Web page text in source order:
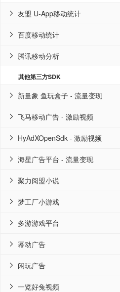
友盟 U-App移动统计

百度移动统计

腾讯移动分析

其他第三方SDK
新量象 鱼玩盒子 - 流量变现

飞马移动广告 - 激励视频

HyAdXOpenSdk - 激励视频

海星广告平台 - 流量变现

聚力阅盟小说

梦工厂小游戏

多游游戏平台

幂动广告

闲玩广告

一览好兔视频
